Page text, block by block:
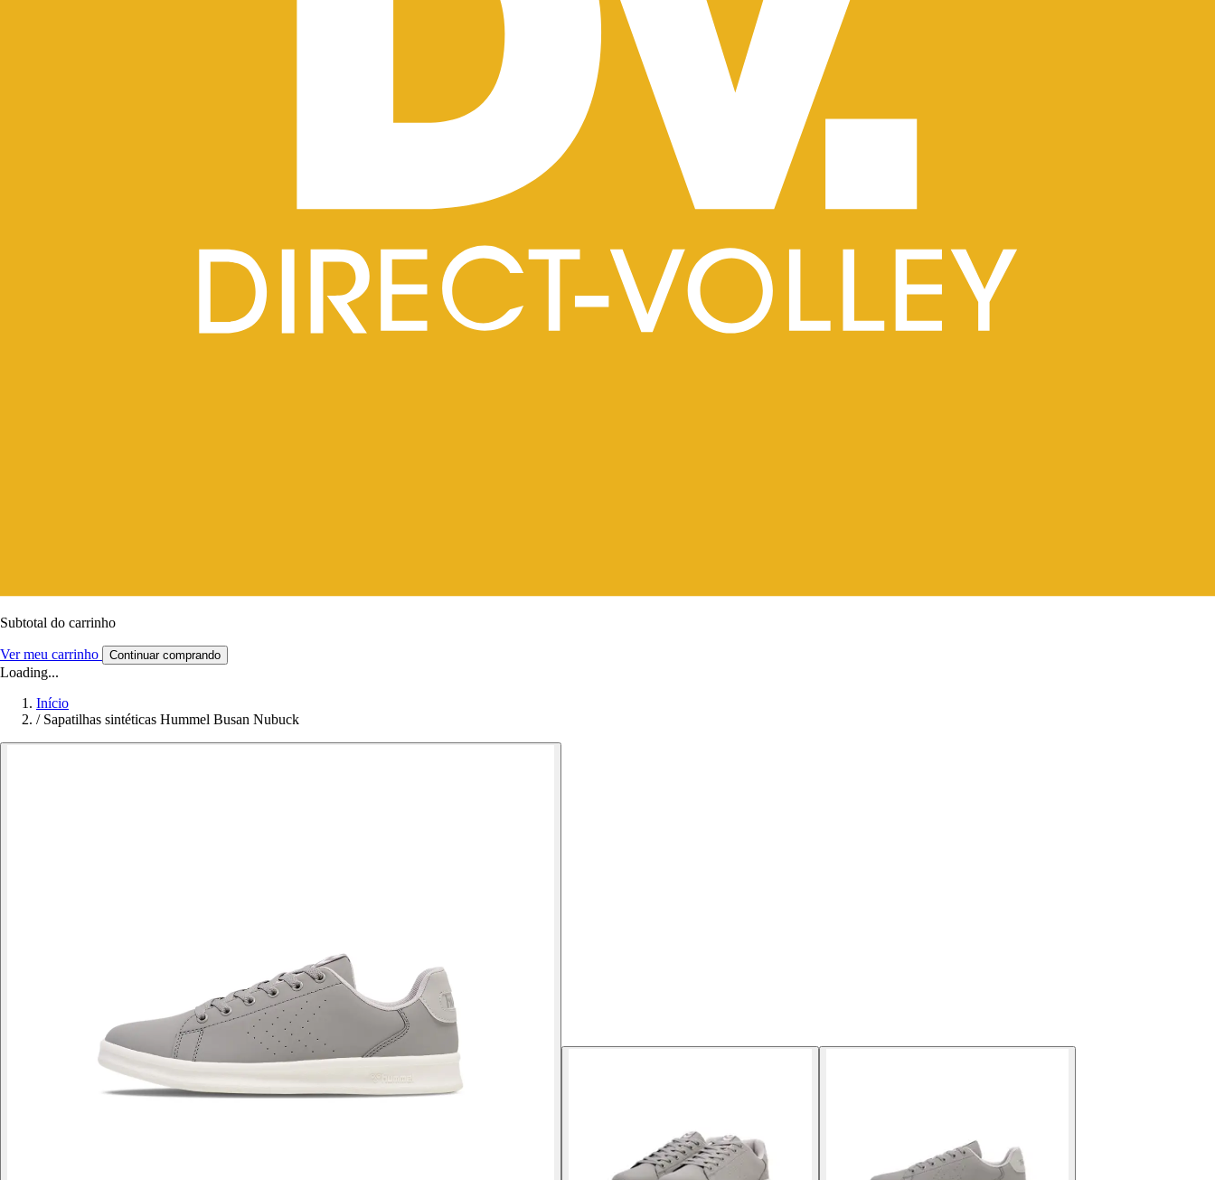
Subtotal do carrinho
Ver meu carrinho Continuar comprando
Loading...
Início
/ Sapatilhas sintéticas Hummel Busan Nubuck